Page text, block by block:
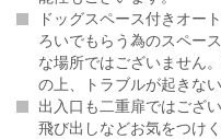
ドッグスペース付きオー
ろいでもらう為のスペー
な場所ではございません
の上、トラブルが起きな
出入口も二重扉ではござ
飛び出しなどお気をつけく